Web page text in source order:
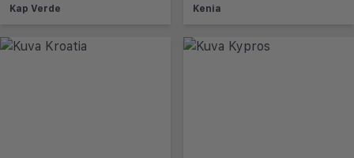
Kap Verde Kenia